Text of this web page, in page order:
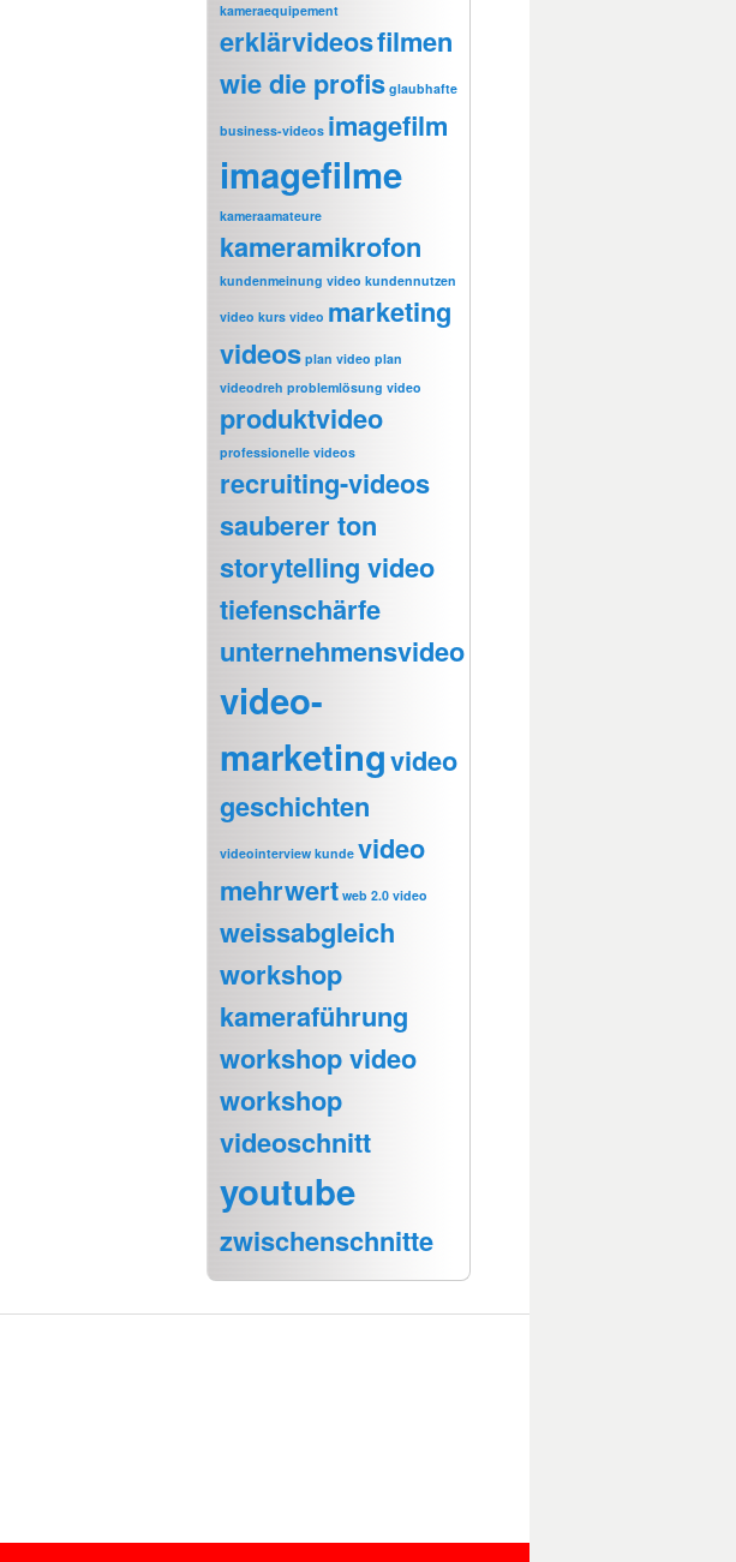
kameraequipement
erklärvideosfilmen
wie die profis glaubhafte
business-videos imagefilm
imagefilme
kameraamateure
kameramikrofon
kundenmeinung video kundennutzen
video kurs video marketing
videos plan video plan
videodreh problemlösung video
produktvideo
professionelle videos
recruiting-videos
sauberer ton
storytelling video
tiefenschärfe
unternehmensvideo
video-
marketingvideo
geschichten
videointerview kunde video
mehrwert web 2.0 video
weissabgleich
workshop
kameraführung
workshop video
workshop
videoschnitt
youtube
zwischenschnitte